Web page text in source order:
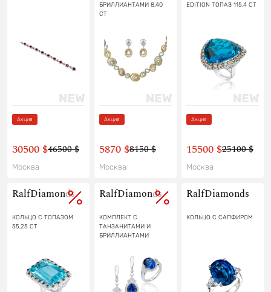
Акция
30500 $46500 $
Москва
БРИЛЛИАНТАМИ 8,40
CT
Акция
5870 $8150 $
Москва
EDITION ТОПАЗ 115.4 CT
Акция
15500 $25100 $
Москва
RalfDiamonds
КОЛЬЦО С ТОПАЗОМ
55,25 CT
RalfDiamonds
КОМПЛЕКТ С
ТАНЗАНИТАМИ И
БРИЛЛИАНТАМИ
RalfDiamonds
КОЛЬЦО С САПФИРОМ